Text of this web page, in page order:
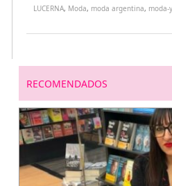
LUCERNA, Moda, moda argentina, moda-
RECOMENDADOS